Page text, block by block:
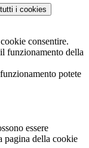
i cookies
consentire.
funzionamento della
potete
essere
pagina della cookie